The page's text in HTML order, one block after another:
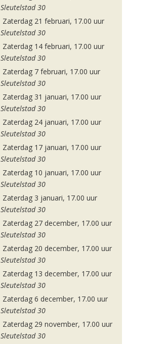
Sleutelstad 30
Zaterdag 21 februari, 17.00 uur
Sleutelstad 30
Zaterdag 14 februari, 17.00 uur
Sleutelstad 30
Zaterdag 7 februari, 17.00 uur
Sleutelstad 30
Zaterdag 31 januari, 17.00 uur
Sleutelstad 30
Zaterdag 24 januari, 17.00 uur
Sleutelstad 30
Zaterdag 17 januari, 17.00 uur
Sleutelstad 30
Zaterdag 10 januari, 17.00 uur
Sleutelstad 30
Zaterdag 3 januari, 17.00 uur
Sleutelstad 30
Zaterdag 27 december, 17.00 uur
Sleutelstad 30
Zaterdag 20 december, 17.00 uur
Sleutelstad 30
Zaterdag 13 december, 17.00 uur
Sleutelstad 30
Zaterdag 6 december, 17.00 uur
Sleutelstad 30
Zaterdag 29 november, 17.00 uur
Sleutelstad 30